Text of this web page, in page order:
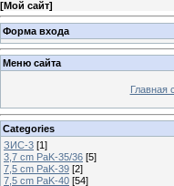
[Мой сайт]
Форма входа
Меню сайта
Главная
Categories
ЗИС-3 [1]
3,7 cm PaK-35/36 [5]
7,5 cm PaK-39 [2]
7,5 cm PaK-40 [54]